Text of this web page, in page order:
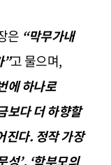
은 “막무가내
”고 물으며,
에 하나로
보다 더 하향할
진다. 정작 가장
성’, ‘학부모의